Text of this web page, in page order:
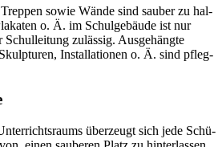
sowie Wän­de sind sau­ber zu hal­
o. Ä. im Schul­ge­bäu­de ist nur
Schul­lei­tung zuläs­sig. Aus­ge­häng­te
Instal­la­tio­nen o. Ä. sind pfleg­
über­zeugt sich jede Schü­